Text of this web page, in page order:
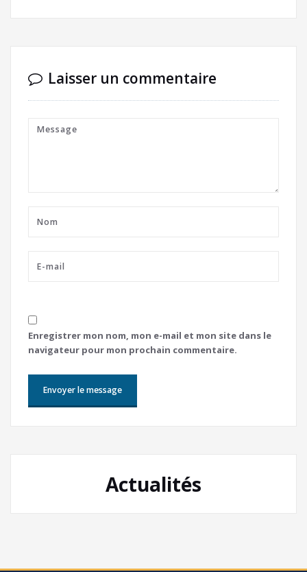
Laisser un commentaire
Enregistrer mon nom, mon e-mail et mon site dans le
navigateur pour mon prochain commentaire.
Actualités